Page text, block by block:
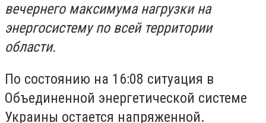
вечернего максимума нагрузки на
энергосистему по всей территории
области.
По состоянию на 16:08 ситуация в
Объединенной энергетической системе
Украины остается напряженной.